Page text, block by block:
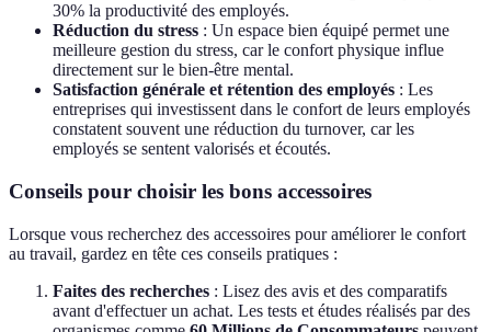
30% la productivité des employés.
Réduction du stress : Un espace bien équipé permet une
meilleure gestion du stress, car le confort physique influe
directement sur le bien-être mental.
Satisfaction générale et rétention des employés : Les
entreprises qui investissent dans le confort de leurs employés
constatent souvent une réduction du turnover, car les
employés se sentent valorisés et écoutés.
Conseils pour choisir les bons accessoires
Lorsque vous recherchez des accessoires pour améliorer le confort
au travail, gardez en tête ces conseils pratiques :
Faites des recherches : Lisez des avis et des comparatifs
avant d'effectuer un achat. Les tests et études réalisés par des